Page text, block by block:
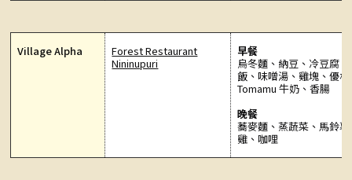
Village Alpha
Forest Restaurant
Nininupuri
早餐
烏冬麵、納豆、冷豆腐
飯、味噌湯、雞塊、優
Tomamu 牛奶、香腸
晚餐
蕎麥麵、蒸蔬菜、馬鈴
雞、咖哩